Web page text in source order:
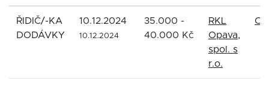
ŘIDIČ/-KA
DODÁVKY
10.12.2024
10.12.2024
35.000 -
40.000 Kč
RKL
Opava,
spol. s
r.o.